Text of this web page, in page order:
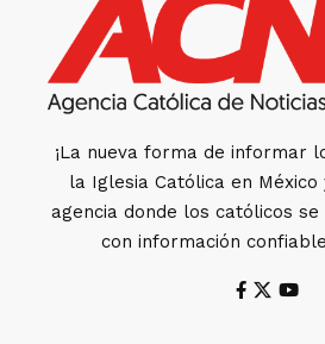
¡La nueva forma de informar
la Iglesia Católica en México
agencia donde los católicos
con información